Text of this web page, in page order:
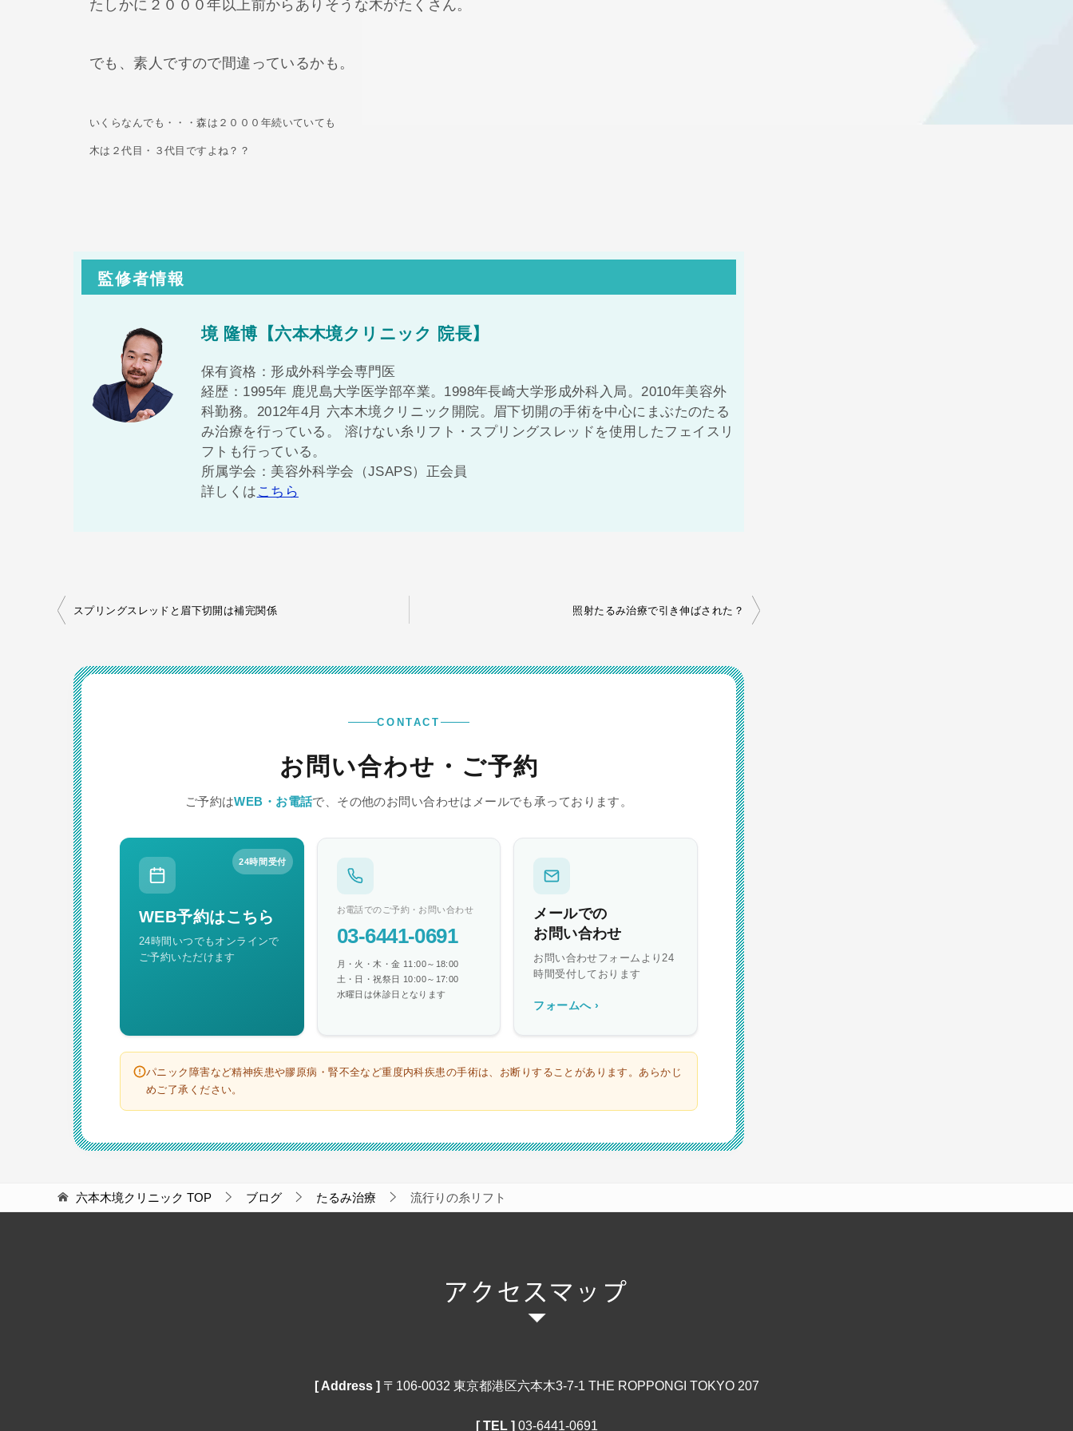
たしかに２０００年以上前からありそうな木がたくさん。
でも、素人ですので間違っているかも。
いくらなんでも・・・森は２０００年続いていても
木は２代目・３代目ですよね？？
監修者情報
境 隆博【六本木境クリニック 院長】
保有資格：形成外科学会専門医
経歴：1995年 鹿児島大学医学部卒業。1998年長崎大学形成外科入局。2010年美容外
科勤務。2012年4月 六本木境クリニック開院。眉下切開の手術を中心にまぶたのたる
み治療を行っている。 溶けない糸リフト・スプリングスレッドを使用したフェイスリ
フトも行っている。
所属学会：美容外科学会（JSAPS）正会員
詳しくは こちら
投
ビ
ゲ
ー
シ
ョ
ン
スプリングスレッドと眉下切開は補完関係 照射たるみ治療で引き伸ばされた？
CONTACT
お問い合わせ・ご予約
ご予約はWEB・お電話で、その他のお問い合わせはメールでも承っております。
24時間受付
WEB予約はこちら
24時間いつでもオンラインで
ご予約いただけます
お電話でのご予約・お問い合わせ
03-6441-0691
月・火・木・金 11:00～18:00
土・日・祝祭日 10:00～17:00
水曜日は休診日となります
メールでの
お問い合わせ
お問い合わせフォームより24
時間受付しております
フォームへ ›
パニック障害など精神疾患や膠原病・腎不全など重度内科疾患の手術は、お断りすることがあります。あらかじ
めご了承ください。
六本木境クリニック TOP ブログ たるみ治療 流行りの糸リフト
[ Address ]〒106‐0032 東京都港区六本木3-7-1 THE ROPPONGI TOKYO 207
[ TEL ] 03‐6441‐0691